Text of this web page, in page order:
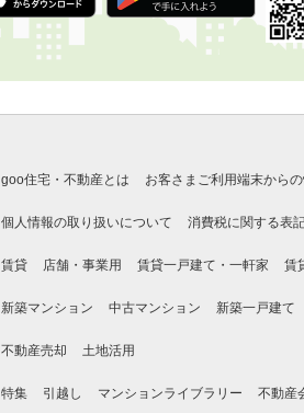
goo住宅・不動産とは お客さまご利用端末から
個人情報の取り扱いについて 消費税に関する表
賃貸 店舗・事業用 賃貸一戸建て・一軒家 賃
新築マンション 中古マンション 新築一戸建て
不動産売却 土地活用
特集 引越し マンションライブラリー 不動産